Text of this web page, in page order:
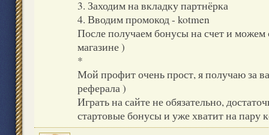
3. Заходим на вкладку партнёрка
4. Вводим промокод - kotmen
После получаем бонусы на счет и можем
магазине )
*
Мой профит очень прост, я получаю за
реферала )
Играть на сайте не обязательно,
стартовые бонусы и уже хватит на пару